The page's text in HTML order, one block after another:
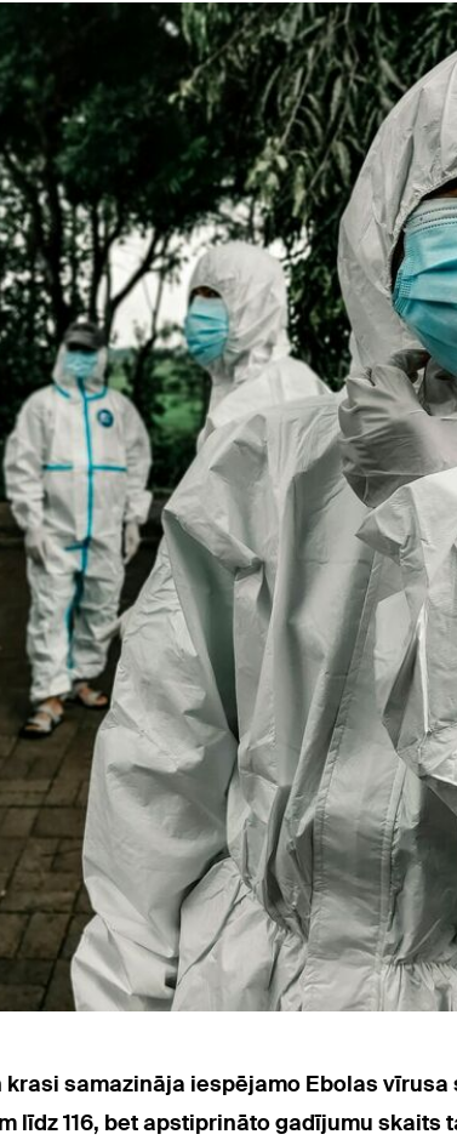
samazināja iespējamo Ebolas
116, bet apstiprināto gadījumu skaits